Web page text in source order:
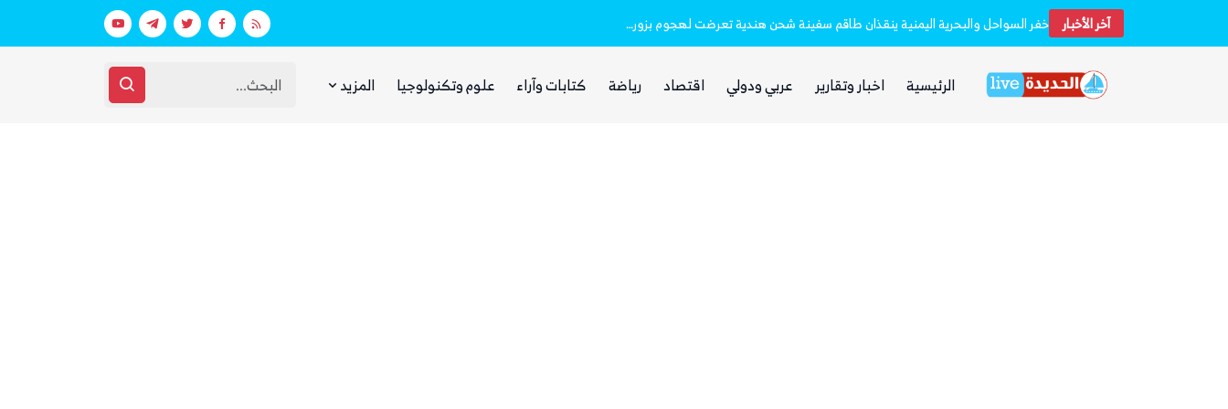
آخر الأخبار خفر السواحل والبحرية اليمنية ينقذان طاقم سفينة شحن هندية تعرضت لهجوم بزورق مفخخ بينما يجوع اليمنيون.. شبكات حوثية
الرئيسية اخبار وتقارير عربي ودولي اقتصاد رياضة كتابات وآراء علوم وتكنولوجيا المزيد